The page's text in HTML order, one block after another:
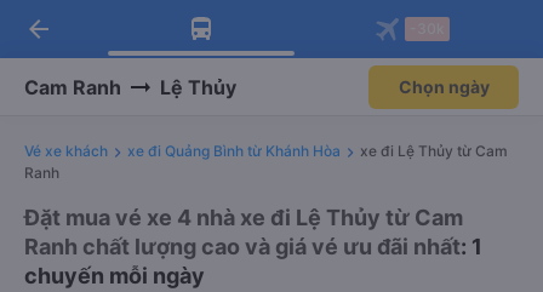
Tải app Vexere ngay!
Nhận ưu đãi thành viên độc
Mở app
Tải app Vexere
-30k/ghế khi đặt vé máy bay qua
Mở app
arrow_back
Cam Ranh Lệ Thủy Chọn ngày
Vé xe khách xe đi Quảng Bình từ Khánh Hòa
xe đi Lệ Thủy từ Cam
Ranh
Đặt mua vé xe 4 nhà xe đi Lệ Thủy từ Cam
Ranh chất lượng cao và giá vé ưu đãi nhất: 1
chuyến mỗi ngày